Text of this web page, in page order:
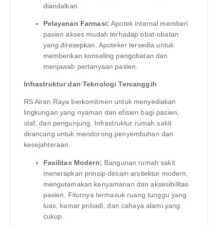
diandalkan.
Pelayanan Farmasi: Apotek internal memberi
pasien akses mudah terhadap obat-obatan
yang diresepkan. Apoteker tersedia untuk
memberikan konseling pengobatan dan
menjawab pertanyaan pasien.
Infrastruktur dan Teknologi Tercanggih
RS Airan Raya berkomitmen untuk menyediakan
lingkungan yang nyaman dan efisien bagi pasien,
staf, dan pengunjung. Infrastruktur rumah sakit
dirancang untuk mendorong penyembuhan dan
kesejahteraan.
Fasilitas Modern: Bangunan rumah sakit
menerapkan prinsip desain arsitektur modern,
mengutamakan kenyamanan dan aksesibilitas
pasien. Fiturnya termasuk ruang tunggu yang
luas, kamar pribadi, dan cahaya alami yang
cukup.